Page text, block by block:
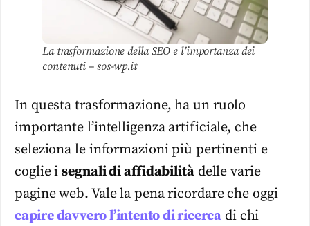
La trasformazione della SEO e l’importanza dei
contenuti – sos-wp.it
In questa trasformazione, ha un ruolo
importante l’intelligenza artificiale, che
seleziona le informazioni più pertinenti e
coglie isegnali di affidabilitàdelle varie
pagine web. Vale la pena ricordare che oggi
capire davvero l’intento di ricerca di chi